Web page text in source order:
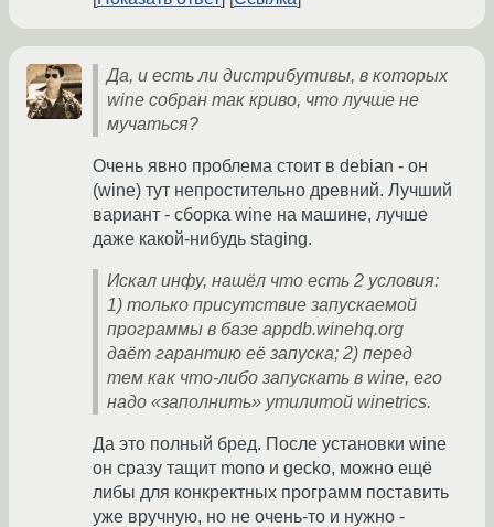
Да, и есть ли дистрибутивы, в которых
wine собран так криво, что лучше не
мучаться?
Очень явно проблема стоит в debian - он
(wine) тут непростительно древний. Лучший
вариант - сборка wine на машине, лучше
даже какой-нибудь staging.
Искал инфу, нашёл что есть 2 условия:
1) только присутствие запускаемой
программы в базе appdb.winehq.org
даёт гарантию её запуска; 2) перед
тем как что-либо запускать в wine, его
надо «заполнить» утилитой winetrics.
Да это полный бред. После установки wine
он сразу тащит mono и gecko, можно ещё
либы для конкректных программ поставить
уже вручную, но не очень-то и нужно -